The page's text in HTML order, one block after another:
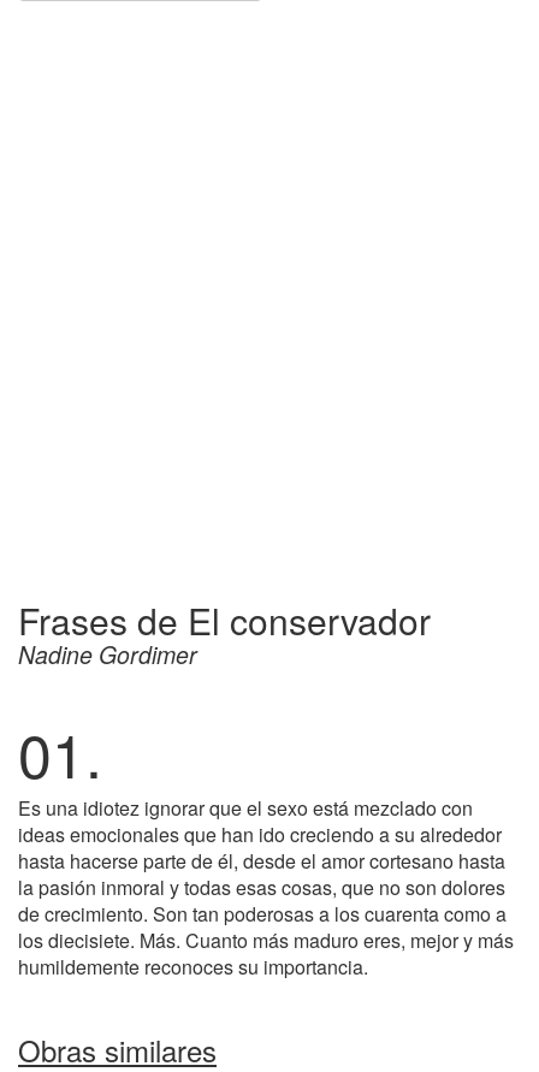
Frases de El conservador
Nadine Gordimer
01.
Es una idiotez ignorar que el sexo está mezclado con
ideas emocionales que han ido creciendo a su alrededor
hasta hacerse parte de él, desde el amor cortesano hasta
la pasión inmoral y todas esas cosas, que no son dolores
de crecimiento. Son tan poderosas a los cuarenta como a
los diecisiete. Más. Cuanto más maduro eres, mejor y más
humildemente reconoces su importancia.
Obras similares